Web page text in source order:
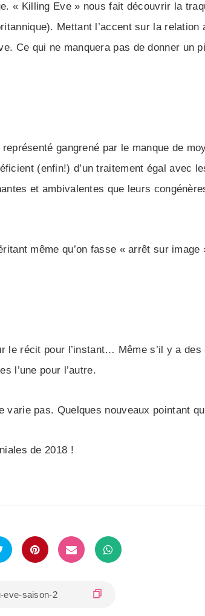
« Killing Eve » nous fait découvrir la
Mettant l’accent sur la relation
Ce qui ne manquera pas de donner un
gangrené par le manque de
(enfin!) d’un traitement égal avec
et ambivalentes que leurs
même qu’on fasse « arrêt sur image
récit pour l’instant… Même s’il y a des
l’une pour l’autre.
pas. Quelques nouveaux pointant
de 2018 !